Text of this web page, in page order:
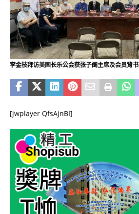
李金枝拜访美国长乐公会获张子阔主席及会员背
[jwplayer QfsAjnBI]